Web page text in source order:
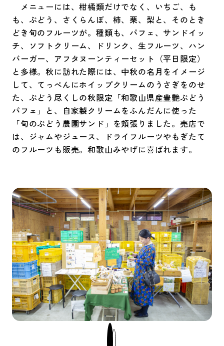
メニューには、柑橘類だけでなく、いちご、も
も、ぶどう、さくらんぼ、柿、栗、梨と、そのとき
どき旬のフルーツが。種類も、パフェ、サンドイッ
チ、ソフトクリーム、ドリンク、生フルーツ、ハン
バーガー、アフタヌーンティーセット（平日限定）
と多様。秋に訪れた際には、中秋の名月をイメージ
して、てっぺんにホイップクリームのうさぎをのせ
た、ぶどう尽くしの秋限定「和歌山県産豊艶ぶどう
パフェ」と、自家製クリームをふんだんに使った
「旬のぶどう農園サンド」を頬張りました。売店で
は、ジャムやジュース、ドライフルーツやもぎたて
のフルーツも販売。和歌山みやげに喜ばれます。